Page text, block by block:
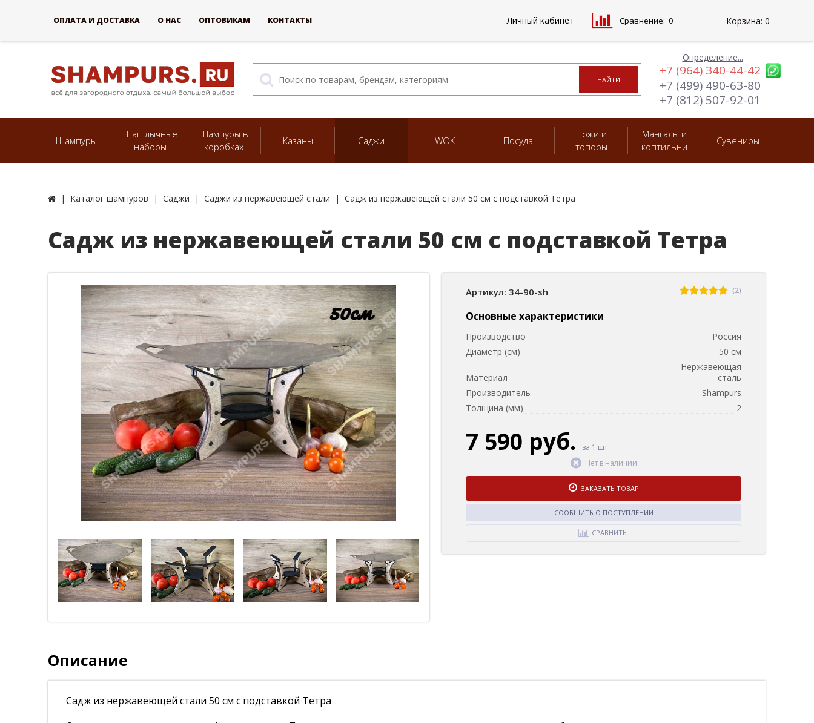
Определение...
+7 (964) 340-44-42
+7 (499) 490-63-80
+7 (812) 507-92-01
Шампуры
Шашлычные
наборы
Шампуры в
коробках
Казаны Саджи WOK Посуда
Ножи и
топоры
Мангалы и
коптильни
Сувениры
Каталог шампуров Саджи Саджи из нержавеющей стали Садж из нержавеющей стали 50 см с подставкой Тетра
Садж из нержавеющей стали 50 см с подставкой Тетра
Артикул: 34-90-sh (2)
Основные характеристики
Производство
Россия
Диаметр (см)
50 см
Материал
Нержавеющая
сталь
Производитель
Shampurs
Толщина (мм)
2
7 590 руб.
за 1 шт
Нет в наличии
ЗАКАЗАТЬ ТОВАР
СООБЩИТЬ О ПОСТУПЛЕНИИ
СРАВНИТЬ
Описание
Садж из нержавеющей стали 50 см с подставкой Тетра
ОПЛАТА И ДОСТАВКА О НАС ОПТОВИКАМ КОНТАКТЫ Личный кабинет Сравнение: 0 Корзина: 0